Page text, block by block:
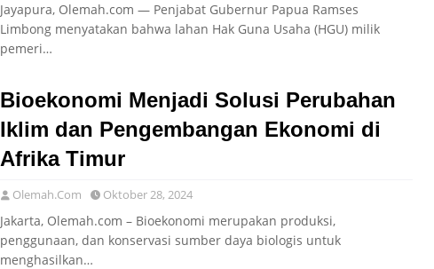
Jayapura, Olemah.com — Penjabat Gubernur Papua Ramses
Limbong menyatakan bahwa lahan Hak Guna Usaha (HGU) milik
pemeri…
Bioekonomi Menjadi Solusi Perubahan
Iklim dan Pengembangan Ekonomi di
Afrika Timur
Olemah.Com Oktober 28, 2024
Jakarta, Olemah.com – Bioekonomi merupakan produksi,
penggunaan, dan konservasi sumber daya biologis untuk
menghasilkan…